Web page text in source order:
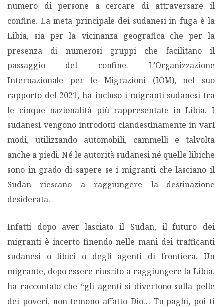
numero di persone a cercare di attraversare il
confine. La meta principale dei sudanesi in fuga è la
Libia, sia per la vicinanza geografica che per la
presenza di numerosi gruppi che facilitano il
passaggio del confine. L’Organizzazione
Internazionale per le Migrazioni (IOM), nel suo
rapporto del 2021, ha incluso i migranti sudanesi tra
le cinque nazionalità più rappresentate in Libia. I
sudanesi vengono introdotti clandestinamente in vari
modi, utilizzando automobili, cammelli e talvolta
anche a piedi. Né le autorità sudanesi né quelle libiche
sono in grado di sapere se i migranti che lasciano il
Sudan riescano a raggiungere la destinazione
desiderata.
Infatti dopo aver lasciato il Sudan, il futuro dei
migranti è incerto finendo nelle mani dei trafficanti
sudanesi o libici o degli agenti di frontiera. Un
migrante, dopo essere riuscito a raggiungere la Libia,
ha raccontato che “gli agenti si divertono sulla pelle
dei poveri, non temono affatto Dio… Tu paghi, poi ti